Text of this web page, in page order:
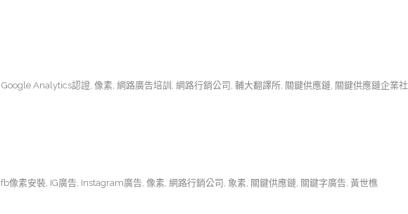
Google Analytics認證, 像素, 網路廣告培訓 , 網路行銷公司 , 輔大翻譯所, 關鍵供應鏈, 關鍵供應鏈企業社
fb像素安裝, IG廣告, Instagram廣告, 像素, 網路行銷公司 , 象素, 關鍵供應鏈, 關鍵字廣告, 黃世樵